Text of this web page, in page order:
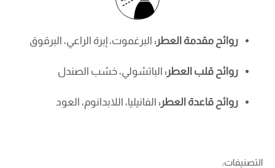
روائح مقدمة العطر: البرغموت، إبرة الراعي، البرقوق
روائح قلب العطر: الباتشولي، خشب الصندل
روائح قاعدة العطر: الفانيليا، اللابدانوم، العود
التصنيفات: